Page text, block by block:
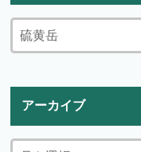
アーカイブ